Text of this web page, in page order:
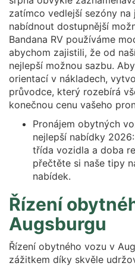
zatímco vedlejší sezóny
nabídnout dostupnější
Bandana RV používáme
abychom zajistili, že od
nejlepší možnou sazbu.
orientací v nákladech,
průvodce, který rozebírá
konečnou cenu vašeho
Pronájem obytných
nejlepší nabídky
třída vozidla a doba
přečtěte si naše tipy
nabídek.
Řízení
Augsburgu
Řízení obytného vozu v
zážitkem díky skvěle